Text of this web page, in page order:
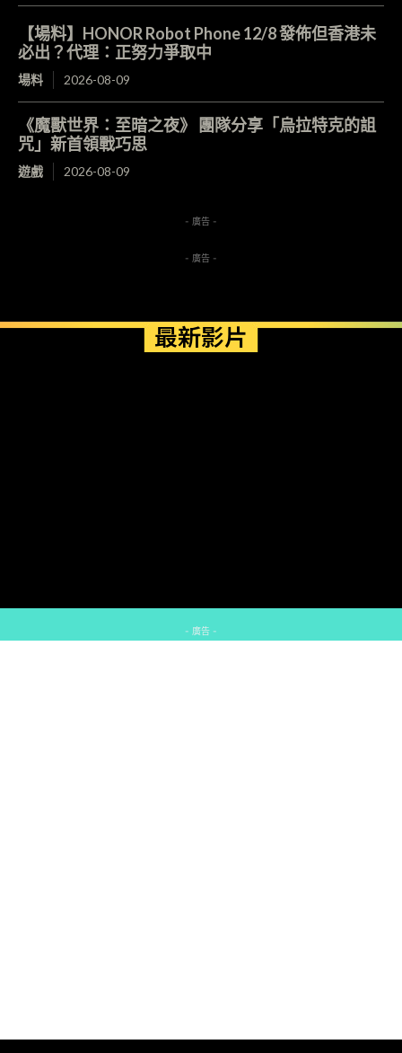
【場料】HONOR Robot Phone 12/8 發佈但香港未
必出？代理：正努力爭取中
場料 2026-08-09
《魔獸世界：至暗之夜》 團隊分享「烏拉特克的詛
咒」新首領戰巧思
遊戲 2026-08-09
- 廣告 -
- 廣告 -
最新影片
- 廣告 -